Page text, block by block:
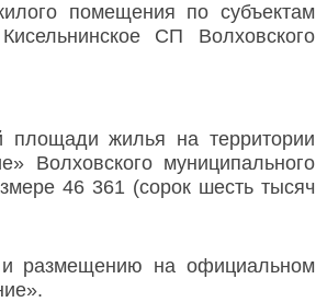
помещения по субъектам
СП Волховского
площади жилья на территории
Волховского муниципального
46 361 (сорок шесть тысяч
размещению на официальном